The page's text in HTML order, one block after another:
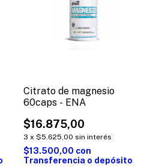
Citrato de magnesio
60caps - ENA
$16.875,00
3 x $5.625,00 sin interés
$13.500,00 con
Transferencia o depósito